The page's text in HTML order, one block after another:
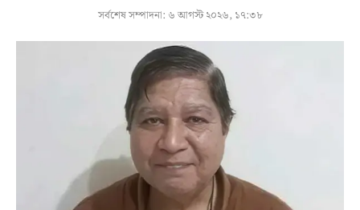
সর্বশেষ সম্পাদনা: ৬ আগস্ট ২০২৬, ১৭:৩৮